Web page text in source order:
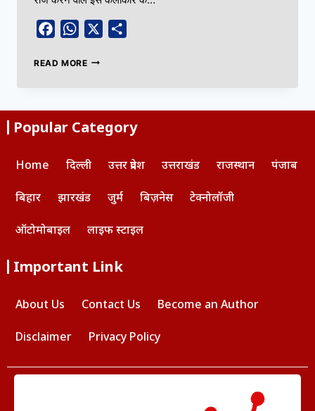
FacebookWhatsApp
READ MORE
Popular Category
Home दिल्ली उत्तर प्रदेश उत्तराखंड राजस्थान पंजाब
बिहार झारखंड जुर्म बिज़नेस टेक्नोलॉजी
ऑटोमोबाइल लाइफ स्टाइल
Important Link
About Us Contact Us Become an Author
Disclaimer Privacy Policy